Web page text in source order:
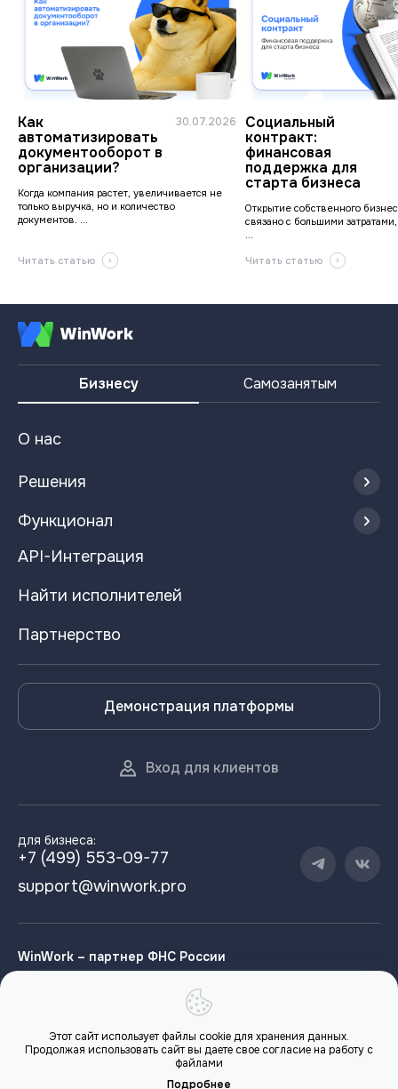
Как
автоматизировать
документооборот в
организации?
30.07.2026
Когда компания растет, увеличивается не
только выручка, но и количество
документов. ...
Читать статью
Социальный
контракт:
финансовая
поддержка для
старта бизнеса
Открытие собственного
связано с большими
...
Читать статью
Бизнесу Самозанятым
О нас
Решения
Функционал
API-Интеграция
Найти исполнителей
Партнерство
Демонстрация платформы
Вход для клиентов
для бизнеса:
+7 (499) 553-09-77
support@winwork.pro
WinWork – партнер ФНС России
Этот сайт использует файлы cookie для хранения данных.
Продолжая использовать сайт вы даете свое согласие на работу с
файлами
Подробнее